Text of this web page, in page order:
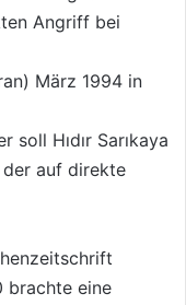
Angriff bei
März 1994 in
soll Hıdır Sarıkaya
der auf direkte
brachte eine